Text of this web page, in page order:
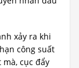
xảy ra khi
công suất
cục đẩy